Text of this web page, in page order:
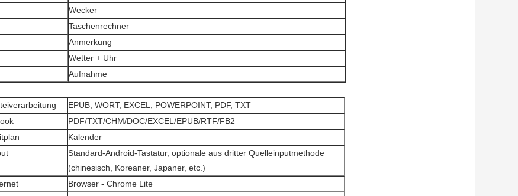
Wecker
Taschenrechner
Anmerkung
Wetter + Uhr
Aufnahme
EPUB, WORT, EXCEL, POWERPOINT, PDF, TXT
PDF/TXT/CHM/DOC/EXCEL/EPUB/RTF/FB2
Kalender
Standard-Android-Tastatur, optionale aus dritter Quelleinputmethode
(chinesisch, Koreaner, Japaner, etc.)
Browser - Chrome Lite